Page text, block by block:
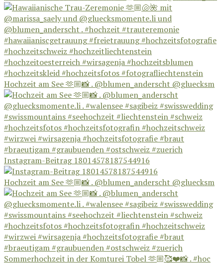
Hochzeit am See 🫶🏼📸 . @blumen_anderscht @gluecksm
Instagram-Beitrag 18014578187544916
Hochzeit am See 🫶🏼📸 . @blumen_anderscht @gluecksm
Sommerhochzeit in der Komturei Tobel 🫶🏼🥰❤️📸 . #hoc